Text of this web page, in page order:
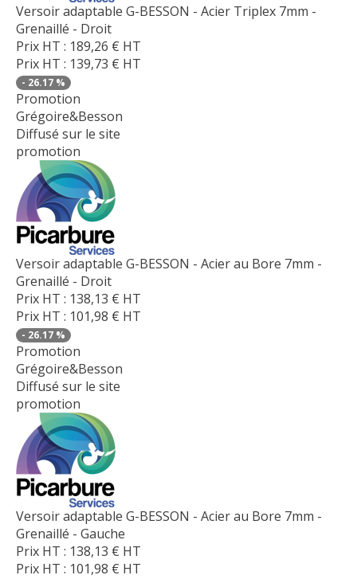
Versoir adaptable G-BESSON - Acier Triplex 7mm -
Grenaillé - Droit
Prix HT : 189,26 € HT
Prix HT : 139,73 € HT
- 26.17 %
Promotion
Grégoire&Besson
Diffusé sur le site
promotion
Versoir adaptable G-BESSON - Acier au Bore 7mm -
Grenaillé - Droit
Prix HT : 138,13 € HT
Prix HT : 101,98 € HT
- 26.17 %
Promotion
Grégoire&Besson
Diffusé sur le site
promotion
Versoir adaptable G-BESSON - Acier au Bore 7mm -
Grenaillé - Gauche
Prix HT : 138,13 € HT
Prix HT : 101,98 € HT